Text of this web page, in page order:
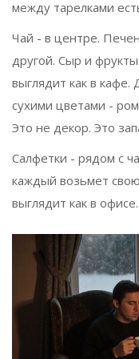
между тарелками
Чай - в центре.
другой. Сыр и
выглядит как в кафе.
сухими цветами -
Это не декор. Это
Салфетки - рядом с
каждый возьмет
выглядит как в офисе.